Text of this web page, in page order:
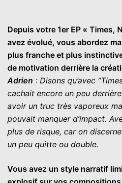
Depuis votre 1er EP « Times,
avez évolué, vous abordez
plus franche et plus
de motivation derrière la
Adrien : Disons qu’avec
cachait encore un peu
avoir un truc très vaporeux
pouvait manquer d’impact.
plus de risque, car on
un peu quitte ou double.
Vous avez un style narratif